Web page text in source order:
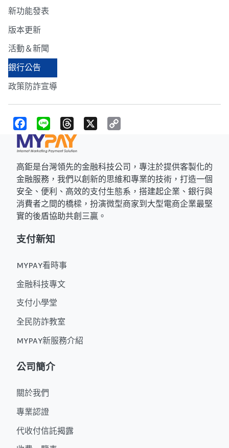
新功能發表
版本更新
活動＆新聞
銀行公告
政策防詐宣導
c
e
b
o
o
k
n
e
r
a
d
s
i
n
k
高鉅是台灣領先的金融科技公司，專注於提供客製化的
金融服務，我們以創新的思維和專業的技術，打造一個
安全、便利、高效的支付生態系，搭建起企業、銀行與
消費者之間的橋樑，扮演微型商家到大型電商企業最堅
實的後盾協助共創三贏。
支付新知
MYPAY看時事
金融科技專文
支付小學堂
全民防詐教室
MYPAY新服務介紹
公司簡介
關於我們
專業認證
代收付信託揭露